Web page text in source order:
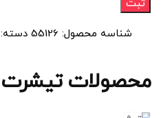
شناسه محصول: 55126 دسته:
محصولات تیشرت